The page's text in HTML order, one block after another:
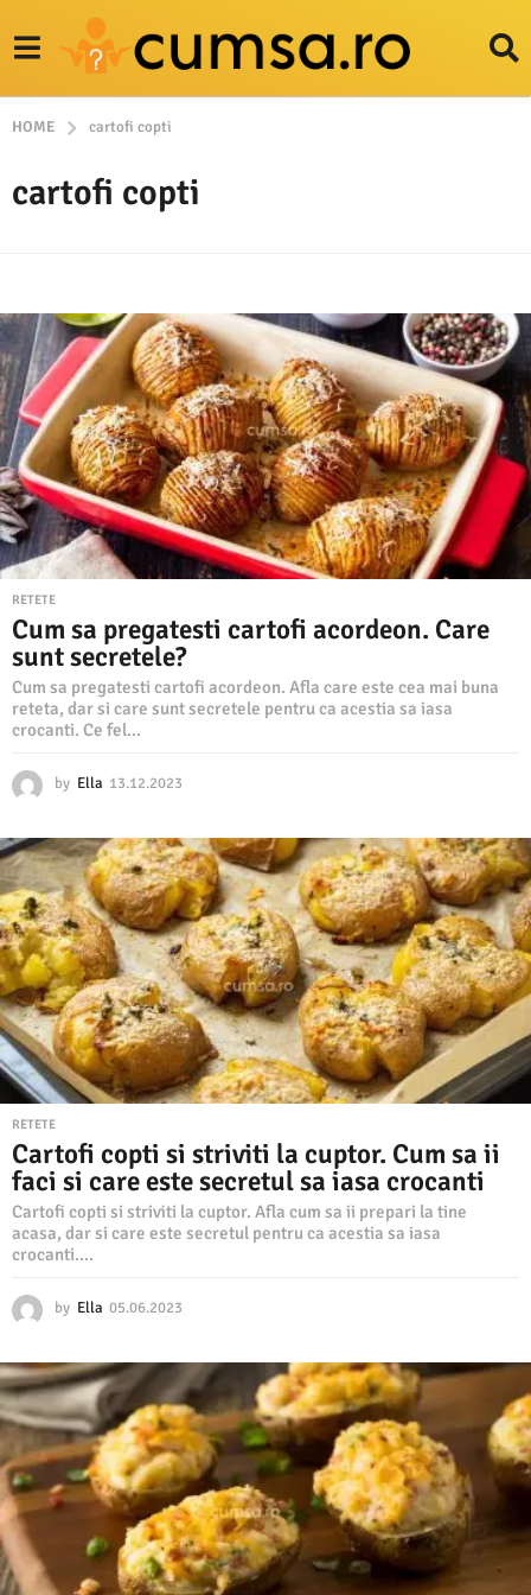
HOME cartofi copti
cartofi copti
RETETE
Cum sa pregatesti cartofi acordeon. Care
sunt secretele?
Cum sa pregatesti cartofi acordeon. Afla care este cea mai buna
reteta, dar si care sunt secretele pentru ca acestia sa iasa
crocanti. Ce fel...
by Ella 13.12.2023
1
2
.
2
0
2
3
RETETE
Cartofi copti si striviti la cuptor. Cum sa ii
faci si care este secretul sa iasa crocanti
Cartofi copti si striviti la cuptor. Afla cum sa ii prepari la tine
acasa, dar si care este secretul pentru ca acestia sa iasa
crocanti....
by Ella 05.06.2023
6
.
2
0
2
3